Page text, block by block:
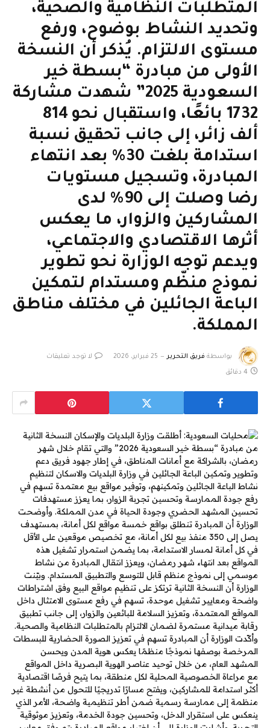
المتطلبات النظامية والصحية،
وتحديد النشاط بوضوح، ورفع
مستوى الالتزام. يُذكر أن النسخة
الأولى من مبادرة “بسطة خير
السعودية 2025” شهدت مشاركة
1732 بائعًا، واستقبال نحو 814
ألف زائر، إلى جانب تحقيق نسبة
استدامة بلغت 30% بعد انتهاء
المبادرة، وتسجيل مستويات
رضا وصلت إلى 90% لدى
المشاركين والزوار، ما يعكس
أثرها الاقتصادي والاجتماعي،
ويدعم توجه الوزارة نحو تطوير
نموذج منظّم ومستدام لتمكين
الباعة الجائلين في مختلف مناطق
المملكة.
بواسطة فريق التحرير 25 فبراير، 2026 لا توجد تعليقات
4 دقائق